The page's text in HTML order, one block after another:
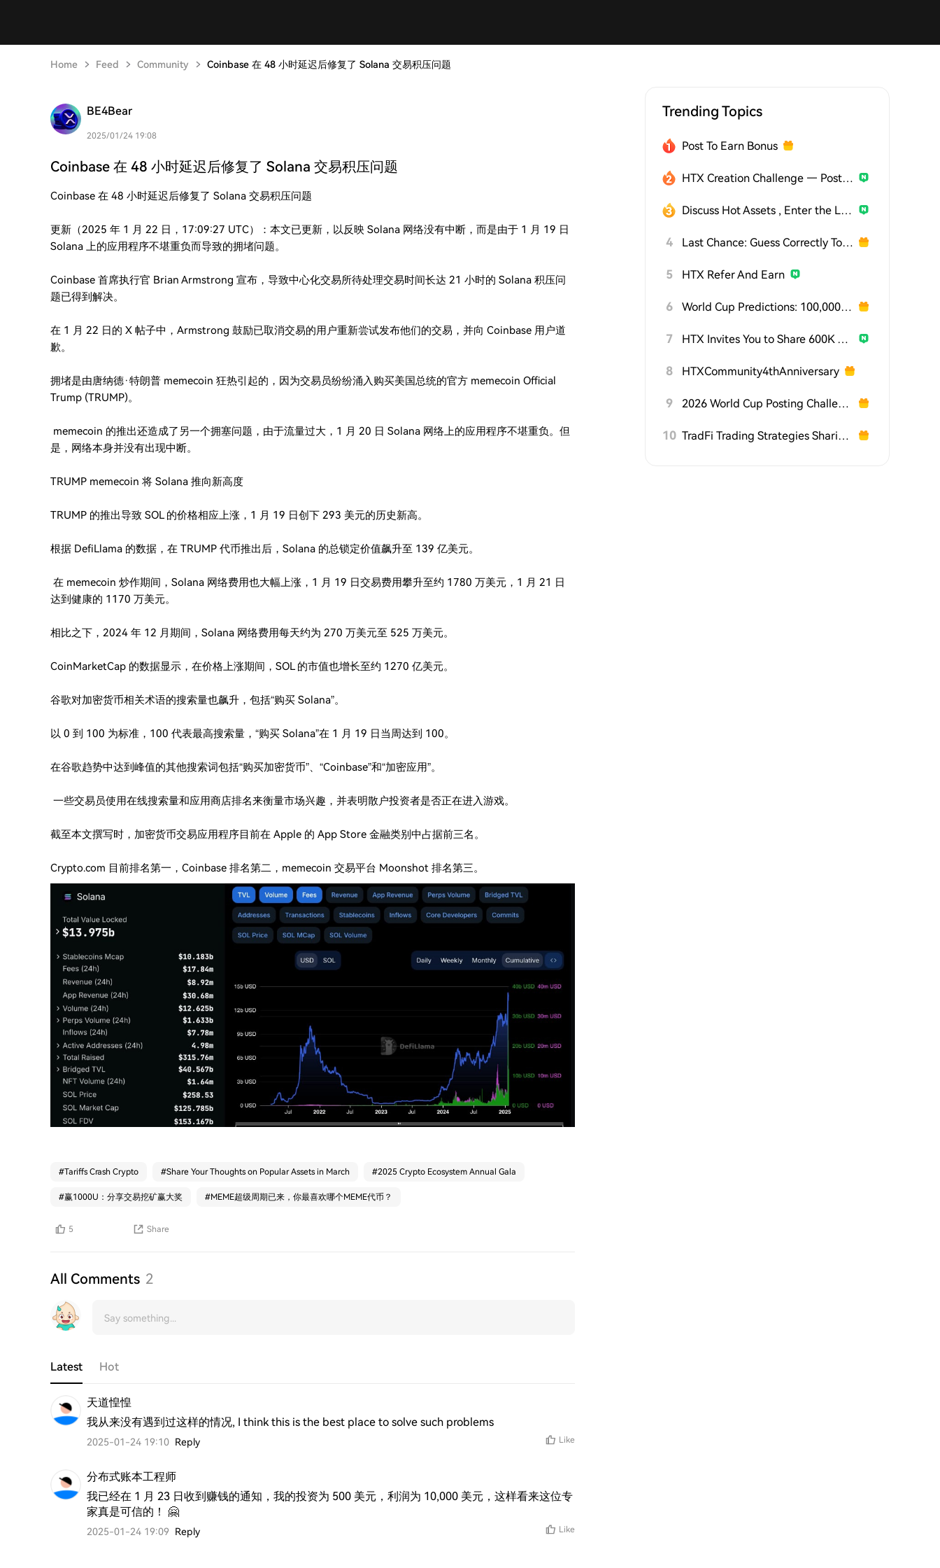
Home Feed Community Coinbase 在 48 小时延迟后修复了 Solana 交易积压问题
BE4Bear
2025/01/24 19:08
Coinbase 在 48 小时延迟后修复了 Solana 交易积压问题
Coinbase 在 48 小时延迟后修复了 Solana 交易积压问题
更新（2025 年 1 月 22 日，17:09:27 UTC）：本文已更新，以反映 Solana 网络没有中断，而是由于 1 月 19 日
Solana 上的应用程序不堪重负而导致的拥堵问题。
Coinbase 首席执行官 Brian Armstrong 宣布，导致中心化交易所待处理交易时间长达 21 小时的 Solana 积压问
题已得到解决。
在 1 月 22 日的 X 帖子中，Armstrong 鼓励已取消交易的用户重新尝试发布他们的交易，并向 Coinbase 用户道
歉。
拥堵是由唐纳德·特朗普 memecoin 狂热引起的，因为交易员纷纷涌入购买美国总统的官方 memecoin Official
Trump (TRUMP)。
memecoin 的推出还造成了另一个拥塞问题，由于流量过大，1 月 20 日 Solana 网络上的应用程序不堪重负。但
是，网络本身并没有出现中断。
TRUMP memecoin 将 Solana 推向新高度
TRUMP 的推出导致 SOL 的价格相应上涨，1 月 19 日创下 293 美元的历史新高。
根据 DefiLlama 的数据，在 TRUMP 代币推出后，Solana 的总锁定价值飙升至 139 亿美元。
在 memecoin 炒作期间，Solana 网络费用也大幅上涨，1 月 19 日交易费用攀升至约 1780 万美元，1 月 21 日
达到健康的 1170 万美元。
相比之下，2024 年 12 月期间，Solana 网络费用每天约为 270 万美元至 525 万美元。
CoinMarketCap 的数据显示，在价格上涨期间，SOL 的市值也增长至约 1270 亿美元。
谷歌对加密货币相关术语的搜索量也飙升，包括“购买 Solana”。
以 0 到 100 为标准，100 代表最高搜索量，“购买 Solana”在 1 月 19 日当周达到 100。
在谷歌趋势中达到峰值的其他搜索词包括“购买加密货币”、“Coinbase”和“加密应用”。
一些交易员使用在线搜索量和应用商店排名来衡量市场兴趣，并表明散户投资者是否正在进入游戏。
截至本文撰写时，加密货币交易应用程序目前在 Apple 的 App Store 金融类别中占据前三名。
Crypto.com 目前排名第一，Coinbase 排名第二，memecoin 交易平台 Moonshot 排名第三。
#Tariffs Crash Crypto #Share Your Thoughts on Popular Assets in March #2025 Crypto Ecosystem Annual Gala
#赢1000U：分享交易挖矿赢大奖 #MEME超级周期已来，你最喜欢哪个MEME代币？
5 Share
All Comments 2
Latest Hot
天道惶惶
我从来没有遇到过这样的情况, I think this is the best place to solve such problems
2025-01-24 19:10 Reply Like
分布式账本工程师
我已经在 1 月 23 日收到赚钱的通知，我的投资为 500 美元，利润为 10,000 美元，这样看来这位专
2025-01-24 19:09 Reply Like
Trending Topics
Post To Earn Bonus
HTX Creation Challenge — Post and Win 1,500U
Discuss Hot Assets , Enter the Lucky Draw
4 Last Chance: Guess Correctly Today and Win More
5 HTX Refer And Earn
6 World Cup Predictions: 100,000 USDT Daily
7 HTX Invites You to Share 600K USDT in Gift Packs
8 HTXCommunity4thAnniversary
9 2026 World Cup Posting Challenge on HTX Square
10 TradFi Trading Strategies Sharing Challenge